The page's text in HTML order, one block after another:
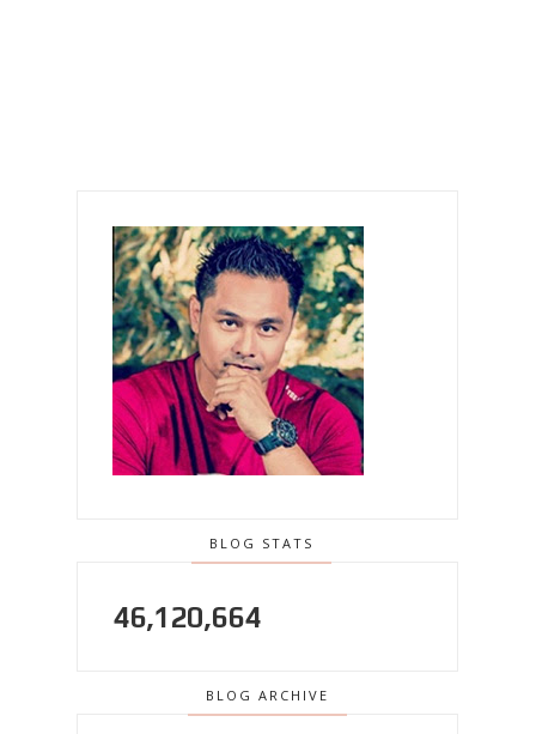
BLOG STATS
46,120,664
BLOG ARCHIVE